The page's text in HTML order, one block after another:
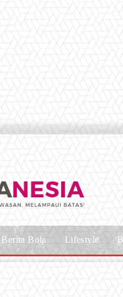
Berita Bola Lifestyle